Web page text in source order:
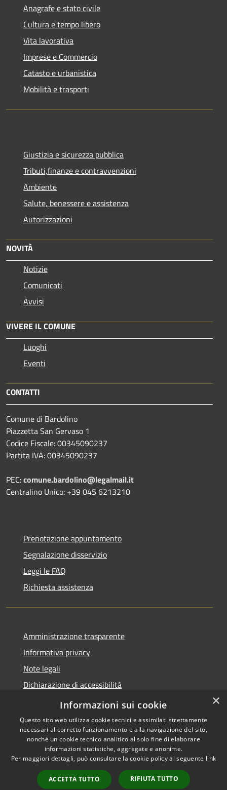
Anagrafe e stato civile
Cultura e tempo libero
Vita lavorativa
Imprese e Commercio
Catasto e urbanistica
Mobilità e trasporti
Giustizia e sicurezza pubblica
Tributi,finanze e contravvenzioni
Ambiente
Salute, benessere e assistenza
Autorizzazioni
NOVITÀ
Notizie
Comunicati
Avvisi
VIVERE IL COMUNE
Luoghi
Eventi
CONTATTI
Comune di Bardolino
Piazzetta San Gervaso 1
Codice Fiscale: 00345090237
Partita IVA: 00345090237
PEC:comune.bardolino@legalmail.it
Centralino Unico: +39 045 6213210
Prenotazione appuntamento
Segnalazione disservizio
Leggi le FAQ
Richiesta assistenza
Amministrazione trasparente
Informativa privacy
Note legali
Dichiarazione di accessibilità
Link app municipium
Accessibilità
Copyright © 2026 • Comune di
Bardolino • Powered by
Municipium•
Accesso
×
Informazioni sui cookie
Questo sito web utilizza cookie tecnici e assimilati strettamente
necessari al corretto funzionamento e alla navigazione del sito,
nonché un cookie tecnico analitico al solo fine di elaborare
informazioni statistiche, aggregate e anonime.
Per maggiori dettagli, può consultare la cookie policy al seguente link
ACCETTA TUTTO RIFIUTA TUTTO